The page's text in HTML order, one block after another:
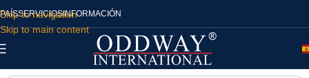
Skip to navigation
Skip to main content
PAÍSSERVICIOSINFORMACIÓN